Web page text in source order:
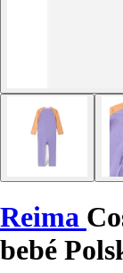
Reima
bebé